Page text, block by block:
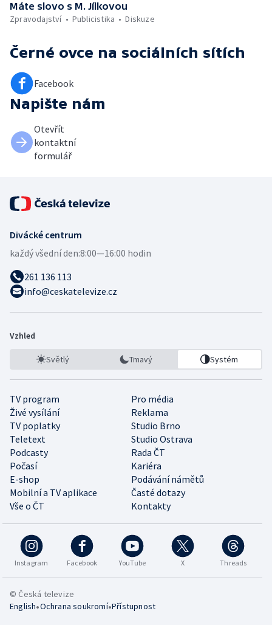
Máte slovo s M. Jílkovou
Zpravodajství
Publicistika Diskuze
Černé ovce na sociálních sítích
Facebook
Napište nám
Otevřít
kontaktní
formulář
Divácké centrum
každý všední den:8:00—16:00 hodin
261 136 113
info@ceskatelevize.cz
Vzhled
Světlý Tmavý Systém
TV program
Pro média
Živé vysílání
Reklama
TV poplatky
Studio Brno
Teletext
Studio Ostrava
Podcasty
Rada ČT
Počasí
Kariéra
E-shop
Podávání námětů
Mobilní a TV aplikace
Časté dotazy
Vše o ČT
Kontakty
Instagram Facebook YouTube X Threads
© Česká televize
English•Ochrana soukromí•Přístupnost